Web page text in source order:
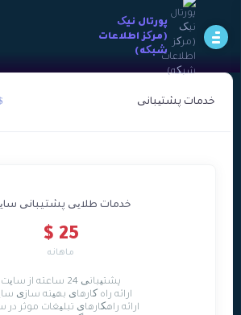
پورتال نيک
(مرکز اطلاعات
شبکه)
خدمات پشتیبانی
خدمات طلایی پشتيبانی
25 $
ماهانه
پشتیبانی 24 ساعته از سایت
ارائه راه کارهای بهینه سازی
ارائه راهکارهای تبلیغات موثر در